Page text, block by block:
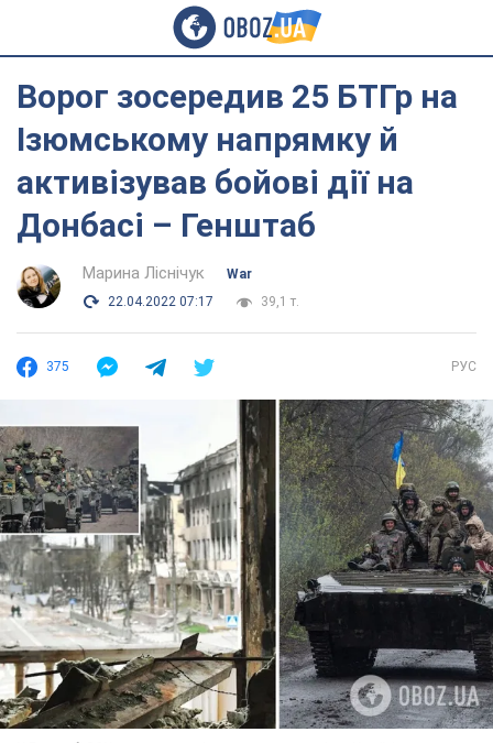
Ворог зосередив 25 БТГр на
Ізюмському напрямку й
активізував бойові дії на
Донбасі – Генштаб
Марина Ліснічук
War
22.04.2022 07:17
39,1 т.
375 РУС